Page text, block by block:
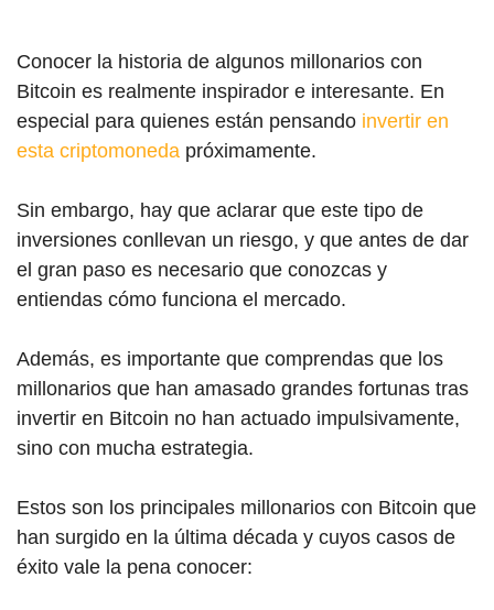
Conocer la historia de algunos mil lonarios con
Bitcoin es realmente inspirador e interesante. En
especial para quienes están pensando invertir en
esta criptomoneda próximamente.
Sin embargo, hay que aclarar que este tipo de
inversiones conllevan un riesgo, y que antes de dar
el gran paso es necesario que conozcas y
entiendas cómo funciona el mercado.
Además, es importante que comprendas que los
millonarios que han amasado grandes fortunas tras
invertir en Bitcoin no han actuado impulsivamente,
sino con mucha estrategia.
Estos son los principales mi llonarios con Bitcoin que
han surgido en la última década y cuyos casos de
éxito vale la pena conocer: